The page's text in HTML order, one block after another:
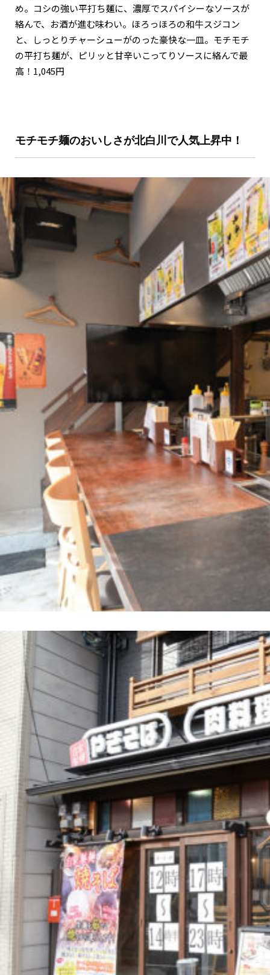
め。コシの強い平打ち麺に、濃厚でスパイシーなソースが
絡んで、お酒が進む味わい。ほろっほろの和牛スジコン
と、しっとりチャーシューがのった豪快な一皿。モチモチ
の平打ち麺が、ピリッと甘辛いこってりソースに絡んで最
高！1,045円
モチモチ麺のおいしさが北白川で人気上昇中！